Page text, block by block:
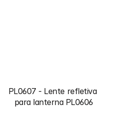
PL0607 - Lente refletiva
para lanterna PL0606